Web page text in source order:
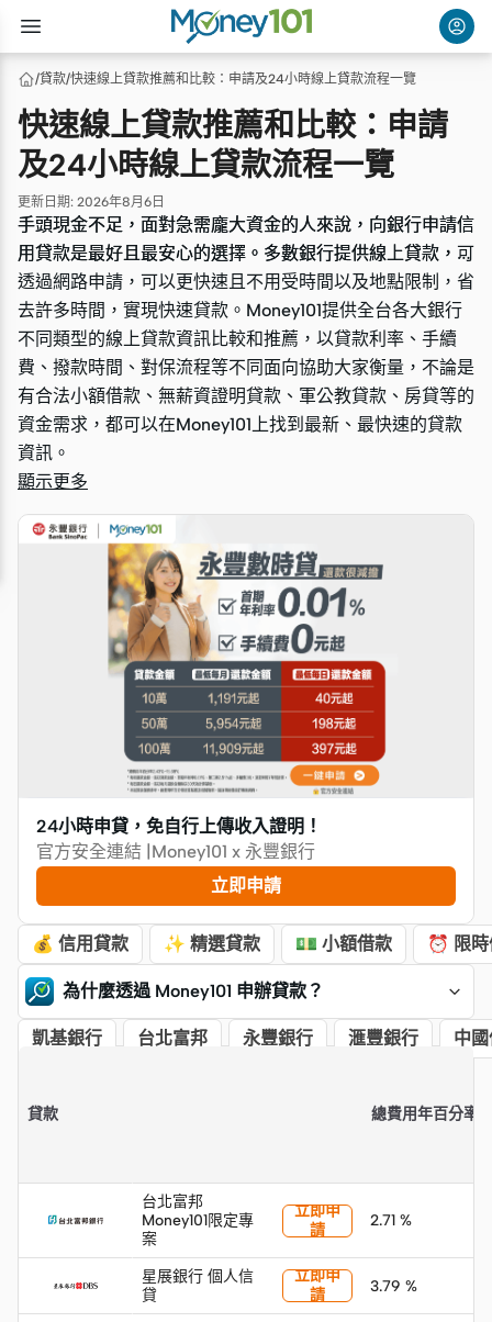
/貸款/快速線上貸款推薦和比較：申請及24小時線上貸款流程一覽
快速線上貸款推薦和比較：申請
及24小時線上貸款流程一覽
更新日期: 2026年8月6日
手頭現金不足，面對急需龐大資金的人來說，向銀行申請信
用貸款是最好且最安心的選擇。多數銀行提供線上貸款，可
透過網路申請，可以更快速且不用受時間以及地點限制，省
去許多時間，實現快速貸款。Money101提供全台各大銀行
不同類型的線上貸款資訊比較和推薦，以貸款利率、手續
費、撥款時間、對保流程等不同面向協助大家衡量，不論是
有合法小額借款、無薪資證明貸款、軍公教貸款、房貸等的
資金需求，都可以在Money101上找到最新、最快速的貸款
資訊。
手頭現金不足，面對急需龐大資金的人來說，向銀行申請信
用貸款是最好且最安心的選擇。多數銀行提供線上貸款，可
透過網路申請，可以更快速且不用受時間以及地點限制，省
去許多時間，實現快速貸款。Money101提供全台各大銀行
不同類型的線上貸款資訊比較和推薦，以貸款利率、手續
費、撥款時間、對保流程等不同面向協助大家衡量，不論是
有合法小額借款、無薪資證明貸款、軍公教貸款、房貸等的
資金需求，都可以在Money101上找到最新、最快速的貸款
資訊。
顯示更多
24小時申貸，免自行上傳收入證明！
官方安全連結 |Money101 x 永豐銀行
立即申請
💰 信用貸款 ✨ 精選貸款 💵 小額借款 ⏰ 限
為什麼透過 Money101 申辦貸款？
凱基銀行 台北富邦 永豐銀行 滙豐銀行
中
貸款 總費用年百分率
台北富邦
Money101限定專
案
立即申
請
2.71 %
星展銀行 個人信
貸
立即申
請
3.79 %